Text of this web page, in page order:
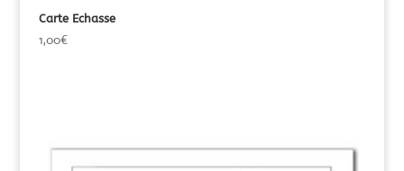
Carte Echasse
1,00€